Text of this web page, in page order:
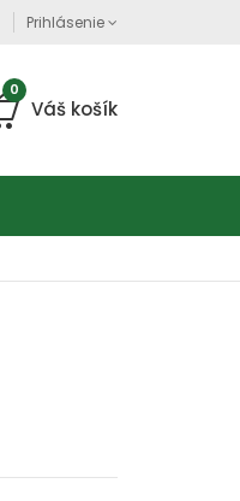
Prihlásenie
0
Váš košík